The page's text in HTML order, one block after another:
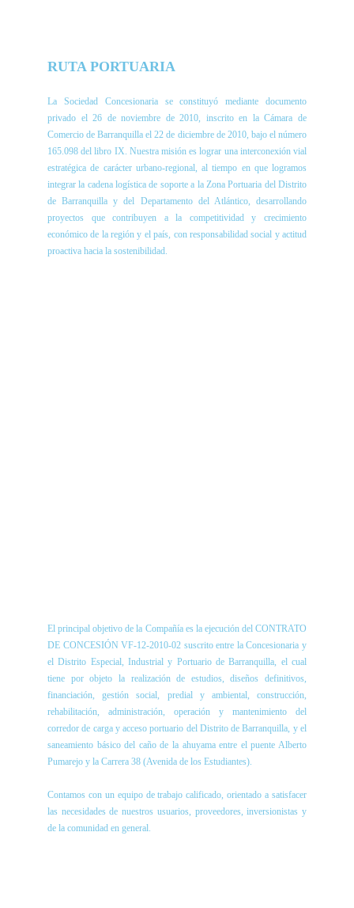
RUTA PORTUARIA
La Sociedad Concesionaria se constituyó mediante documento
privado el 26 de noviembre de 2010, inscrito en la Cámara de
Comercio de Barranquilla el 22 de diciembre de 2010, bajo el número
165.098 del libro IX. Nuestra misión es lograr una interconexión vial
estratégica de carácter urbano-regional, al tiempo en que logramos
integrar la cadena logística de soporte a la Zona Portuaria del Distrito
de Barranquilla y del Departamento del Atlántico, desarrollando
proyectos que contribuyen a la competitividad y crecimiento
económico de la región y el país, con responsabilidad social y actitud
proactiva hacia la sostenibilidad.
El principal objetivo de la Compañía es la ejecución del CONTRATO
DE CONCESIÓN VF-12-2010-02 suscrito entre la Concesionaria y
el Distrito Especial, Industrial y Portuario de Barranquilla, el cual
tiene por objeto la realización de estudios, diseños definitivos,
financiación, gestión social, predial y ambiental, construcción,
rehabilitación, administración, operación y mantenimiento del
corredor de carga y acceso portuario del Distrito de Barranquilla, y el
saneamiento básico del caño de la ahuyama entre el puente Alberto
Pumarejo y la Carrera 38 (Avenida de los Estudiantes).
Contamos con un equipo de trabajo calificado, orientado a satisfacer
las necesidades de nuestros usuarios, proveedores, inversionistas y
de la comunidad en general.